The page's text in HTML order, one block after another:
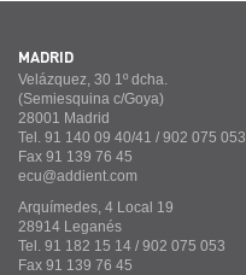
MADRID
Velázquez, 30 1º dcha.
(Semiesquina c/Goya)
28001 Madrid
Tel. 91 140 09 40/41 / 902 075 053
Fax 91 139 76 45
ecu@addient.com
Arquímedes, 4 Local 19
28914 Leganés
Tel. 91 182 15 14 / 902 075 053
Fax 91 139 76 45